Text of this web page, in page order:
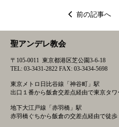
前の記事へ
聖アンデレ教会
〒105-0011 東京都港区芝公園3-6-18
TEL: 03-3431-2822 FAX: 03-3434-5698
東京メトロ日比谷線「神谷町」駅
出口１番から飯倉交差点経由で東京タ
地下大江戸線「赤羽橋」駅
赤羽橋ぐちから飯倉の交差点経由で徒歩